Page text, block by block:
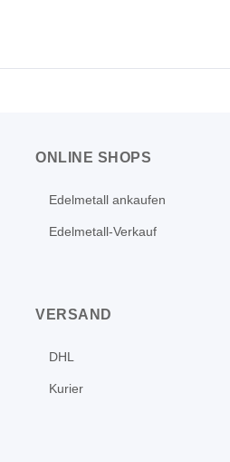
ONLINE SHOPS
Edelmetall ankaufen
Edelmetall-Verkauf
VERSAND
DHL
Kurier